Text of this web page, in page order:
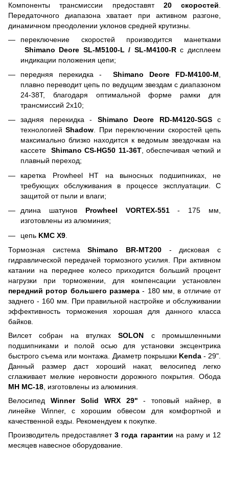
Компоненты трансмиссии предоставят 20 скоростей
Передаточного диапазона хватает при активном разгоне,
динамичном преодолении уклонов средней крутизны.
переключение скоростей производится манетками
Shimano Deore SL-M5100-L / SL-M4100-Rс дисплеем
индикации положения цепи;
передняя перекидка -
Shimano Deore FD-M4100-M
плавно переводит цепь по ведущим звездам с диапазоном
24-38Т, благодаря оптимальной форме рамки для
трансмиссий 2х10;
задняя перекидка - Shimano Deore RD-M4120-SGSс
технологиейShadow. При переключении скоростей цепь
максимально близко находится к ведомым звездочкам на
кассете
Shimano CS-HG50 11-36T, обеспечивая четкий и
плавный переход;
каретка Prowheel HT на выносных подшипниках, не
требующих обслуживания в процессе эксплуатации. С
защитой от пыли и влаги;
длина шатунов Prowheel VORTEX-551- 175 мм,
изготовлены из алюминия;
цепь KMC Х9
Тормозная системаShimano BR-MT200 - дисковая с
гидравлической передачей тормозного усилия. При активном
катании на переднее колесо приходится больший процент
нагрузки при торможении, для компенсации установлен
передний ротор большего размера - 180 мм, в отличие от
заднего - 160 мм. При правильной настройке и обслуживании
эффективность торможения хорошая для данного класса
байков.
Вилсет собран на втулкахSOLON с промышленными
подшипниками и полой осью для установки эксцентрика
быстрого съема или монтажа. Диаметр покрышки Kenda - 29".
Данный размер даст хороший накат, велосипед легко
сглаживает мелкие неровности дорожного покрытия. Обода
MH MC-18 , изготовлены из алюминия.
Велосипед Winner Solid WRX 29" - топовый найнер, в
линейке Winner, с хорошим обвесом для комфортной и
качественной езды. Рекомендуем к покупке.
Производитель предоставляет3 года гарантии на раму и 12
месяцев навесное оборудование.